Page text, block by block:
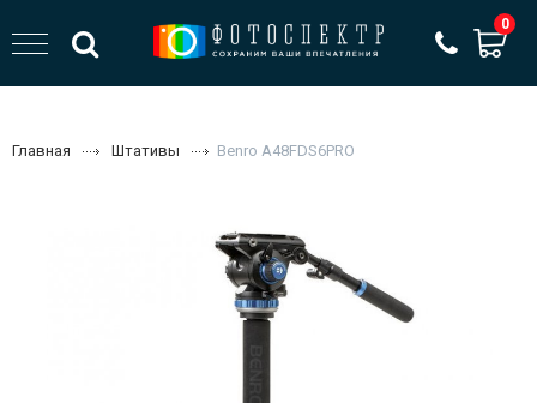
0
Главная Штативы Benro A48FDS6PRO